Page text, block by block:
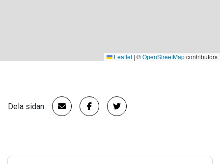
Leaflet | ©OpenStreetMapcontributors
Dela sidan